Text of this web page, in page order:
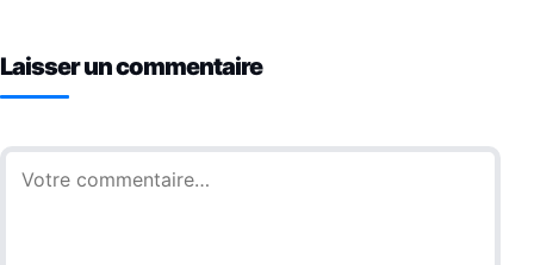
Laisser un commentaire
Commentaire